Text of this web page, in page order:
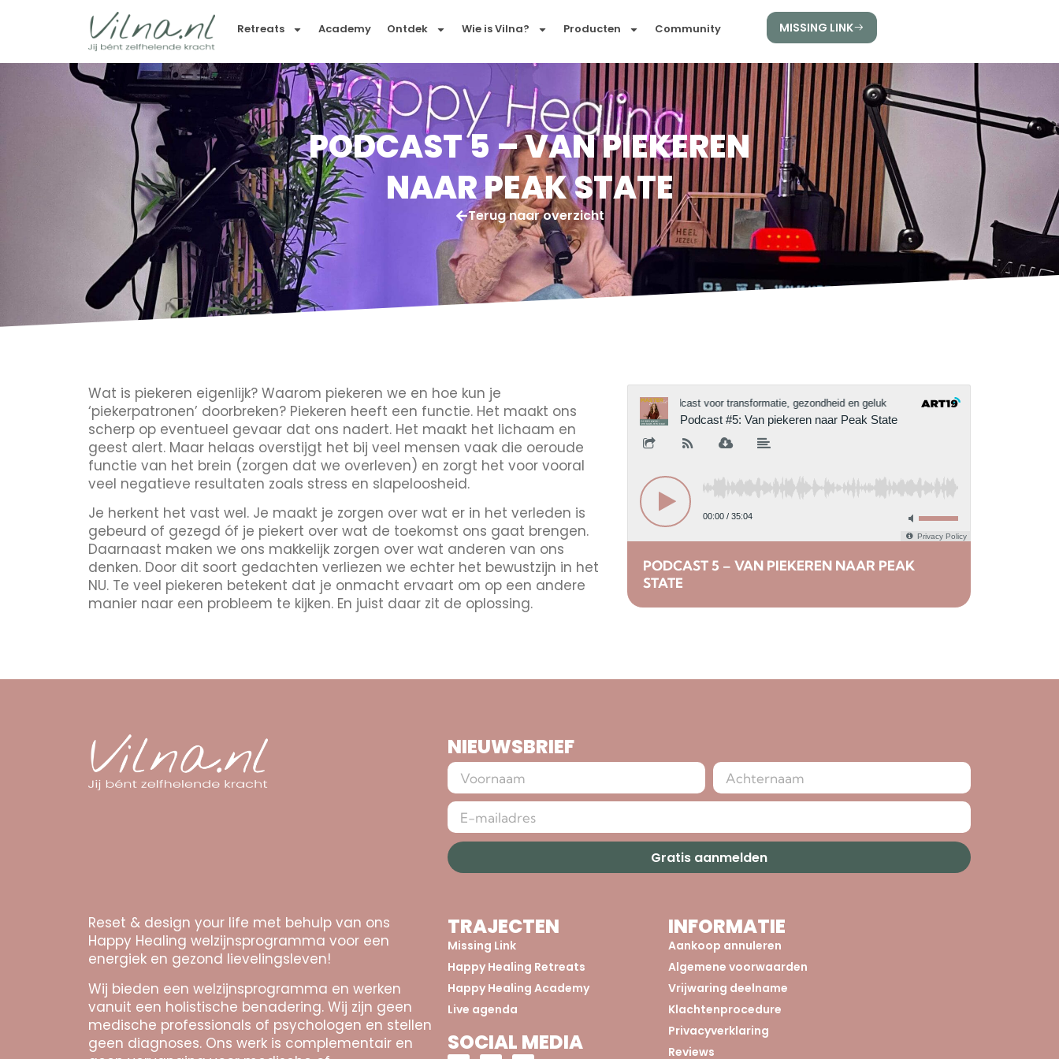
Retreats Academy Ontdek Wie is Vilna? Producten Community MISSING LINK
PODCAST 5 – VAN PIEKEREN
NAAR PEAK STATE
Terug naar overzicht
Wat is piekeren eigenlijk? Waarom piekeren we en hoe kun je
‘piekerpatronen’ doorbreken? Piekeren heeft een functie. Het maakt ons
scherp op eventueel gevaar dat ons nadert. Het maakt het lichaam en
geest alert. Maar helaas overstijgt het bij veel mensen vaak die oeroude
functie van het brein (zorgen dat we overleven) en zorgt het voor vooral
veel negatieve resultaten zoals stress en slapeloosheid.
Je herkent het vast wel. Je maakt je zorgen over wat er in het verleden is
gebeurd of gezegd óf je piekert over wat de toekomst ons gaat brengen.
Daarnaast maken we ons makkelijk zorgen over wat anderen van ons
denken. Door dit soort gedachten verliezen we echter het bewustzijn in het
NU. Te veel piekeren betekent dat je onmacht ervaart om op een andere
manier naar een probleem te kijken. En juist daar zit de oplossing.
PODCAST 5 – VAN PIEKEREN NAAR PEAK
STATE
NIEUWSBRIEF
Gratis aanmelden
Reset & design your life met behulp van ons
Happy Healing welzijnsprogramma voor een
energiek en gezond lievelingsleven!
Wij bieden een welzijnsprogramma en werken
vanuit een holistische benadering. Wij zijn geen
medische professionals of psychologen en stellen
geen diagnoses. Ons werk is complementair en
TRAJECTEN
Missing Link
Happy Healing Retreats
Happy Healing Academy
Live agenda
SOCIAL MEDIA
INFORMATIE
Aankoop annuleren
Algemene voorwaarden
Vrijwaring deelname
Klachtenprocedure
Privacyverklaring
Reviews